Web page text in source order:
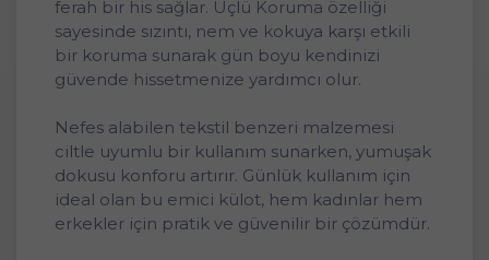
ferah bir his sağlar. Üçlü Koruma özelliği
sayesinde sızıntı, nem ve kokuya karşı etkili
bir koruma sunarak gün boyu kendinizi
güvende hissetmenize yardımcı olur.
Nefes alabilen tekstil benzeri malzemesi
ciltle uyumlu bir kullanım sunarken, yumuşak
dokusu konforu artırır. Günlük kullanım için
ideal olan bu emici külot, hem kadınlar hem
erkekler için pratik ve güvenilir bir çözümdür.